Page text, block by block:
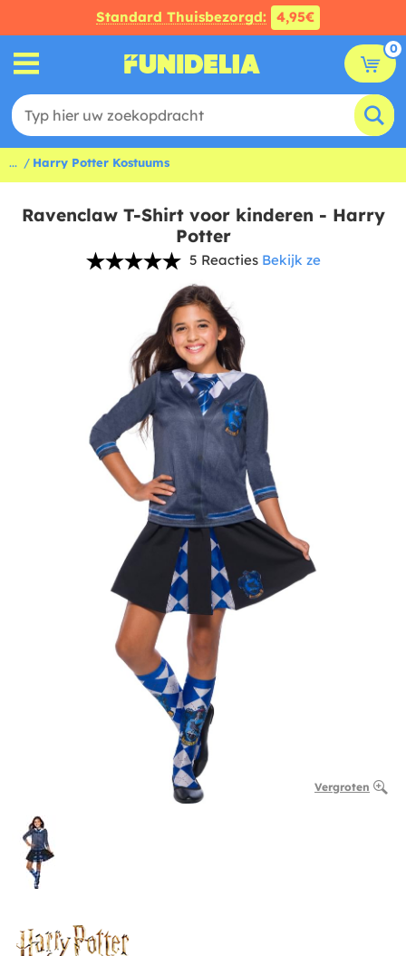
Standard Thuisbezorgd: 4,95€
0
... Harry Potter Kostuums
Ravenclaw T-Shirt voor kinderen - Harry
Potter
5 Reacties Bekijk ze
Vergroten